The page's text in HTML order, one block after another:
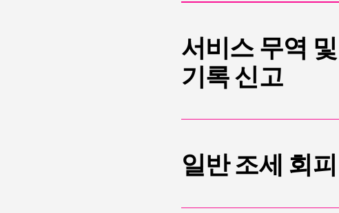
서비스 무역
기록 신고
일반 조세 회